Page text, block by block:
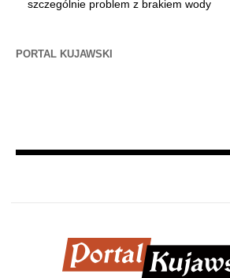
szczególnie problem z brakiem wody
PORTAL KUJAWSKI